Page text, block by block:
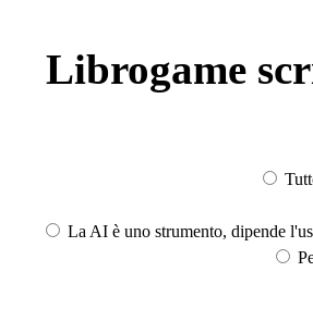
Librogame
La AI è uno strumento, dipende